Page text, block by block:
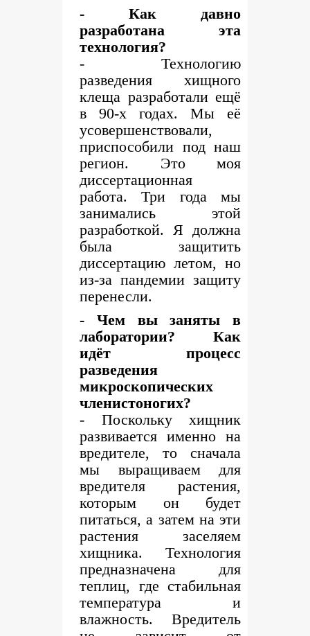
- Как давно
разработана эта
технология?
- Технологию
разведения хищного
клеща разработали ещё
в 90-х годах. Мы её
усовершенствовали,
приспособили под наш
регион. Это моя
диссертационная
работа. Три года мы
занимались этой
разработкой. Я должна
была защитить
диссертацию летом, но
из-за пандемии защиту
перенесли.
- Чем вы заняты в
лаборатории? Как
идёт процесс
разведения
микроскопических
членистоногих?
- Поскольку хищник
развивается именно на
вредителе, то сначала
мы выращиваем для
вредителя растения,
которым он будет
питаться, а затем на эти
растения заселяем
хищника. Технология
предназначена для
теплиц, где стабильная
температура и
влажность. Вредитель